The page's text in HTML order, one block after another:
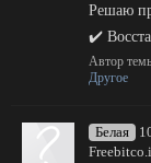
Решаю
✔️
Автор
Другое
Белая